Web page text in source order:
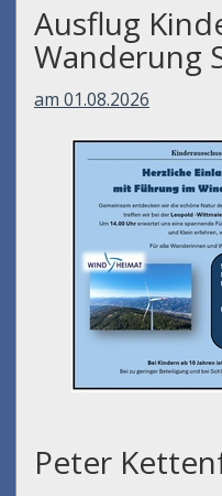
Ausflug
Wanderung
am 01.08.2026
Peter